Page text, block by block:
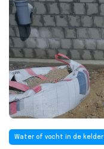
Water of vocht in de kelder